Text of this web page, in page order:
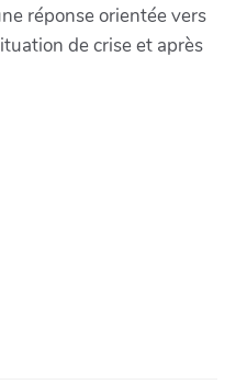
réponse orientée vers
de crise et après